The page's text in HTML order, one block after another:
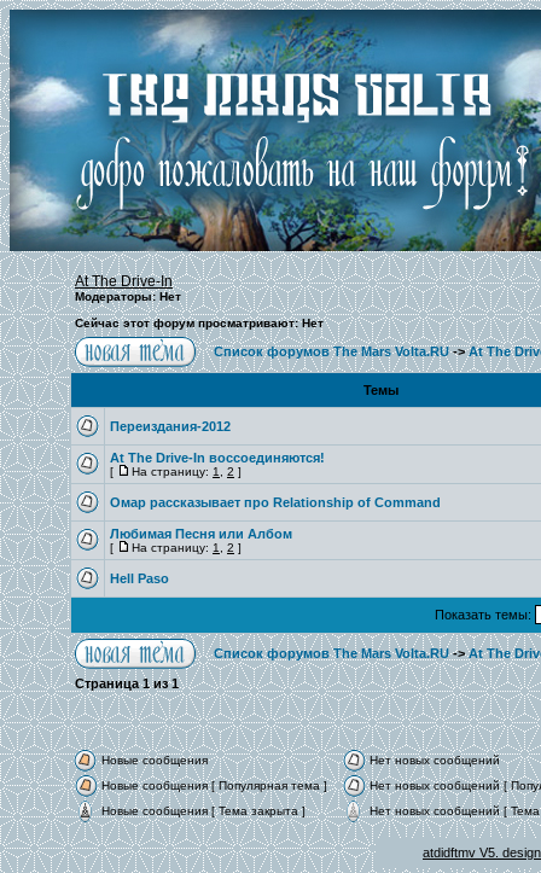
At The Drive-In
Модераторы: Нет
Сейчас этот форум просматривают: Нет
Список форумов The Mars Volta.RU->At The
Темы
Переиздания-2012
At The Drive-In воссоединяются!
[ На страницу: 1 2 ]
Омар рассказывает про Relationship of Command
Любимая Песня или Албом
[ На страницу: 1 2 ]
Hell Paso
Показать темы:
Список форумов The Mars Volta.RU->At The
Страница1из1
Новые сообщения
Нет новых сообщений
Новые сообщения [ Популярная тема ]
Нет новых сообщений [
Новые сообщения [ Тема закрыта ]
Нет новых сообщений [ Тема
atdidftmv V5.